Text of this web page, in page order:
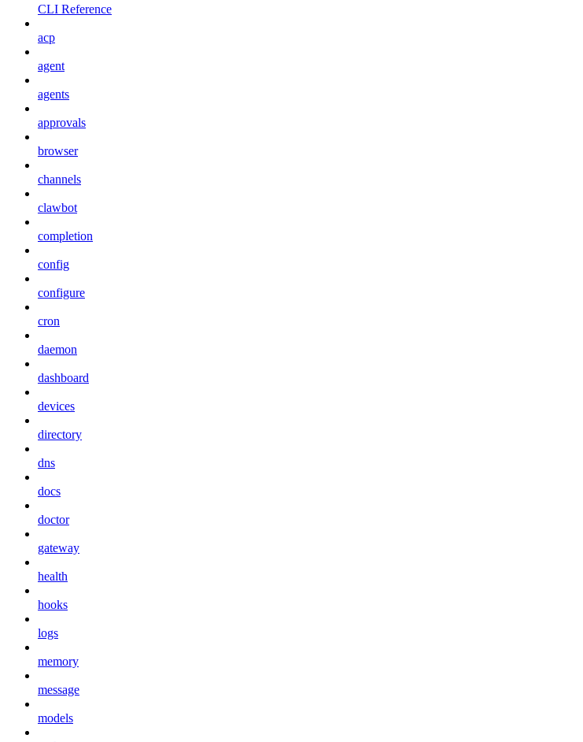
CLI Reference
acp
agent
agents
approvals
browser
channels
clawbot
completion
config
configure
cron
daemon
dashboard
devices
directory
dns
docs
doctor
gateway
health
hooks
logs
memory
message
models